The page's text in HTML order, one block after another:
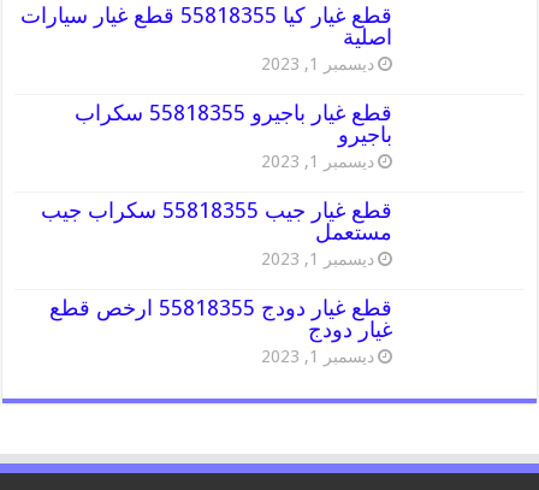
قطع غيار كيا 55818355 قطع غيار سيارات
اصلية
ديسمبر 1, 2023
قطع غيار باجيرو 55818355 سكراب
باجيرو
ديسمبر 1, 2023
قطع غيار جيب 55818355 سكراب جيب
مستعمل
ديسمبر 1, 2023
قطع غيار دودج 55818355 ارخص قطع
غيار دودج
ديسمبر 1, 2023